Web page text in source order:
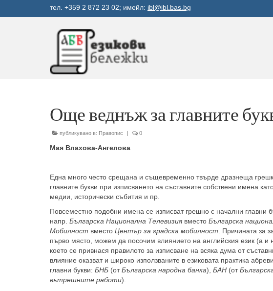
тел. +359 2 872 23 02; имейл: ibl@ibl.bas.bg
Още веднъж за главните
публикувано в: Правопис | 0
Мая Влахова-Ангелова
Една много често срещана и същевременно твърде дразнеща
главните букви при изписването на съставните собствени имена
медии, исторически събития и пр.
Повсеместно подобни имена се изписват грешно с начални главни
напр. Българска Национална Телевизия вместо Българска
Мобилност вместо Център за градска мобилност . Причината за
първо място, можем да посочим влиянието на английския език (а и
което се привнася правилото за изписване на всяка дума от
влияние оказват и широко използваните в езиковата практика
главни букви: БНБ (отБългарска народна банка), БАН (от
вътрешните работи).